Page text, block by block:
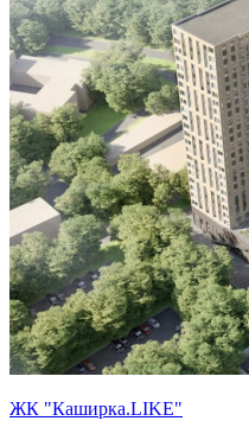
ЖК "Каширка.LIKE"